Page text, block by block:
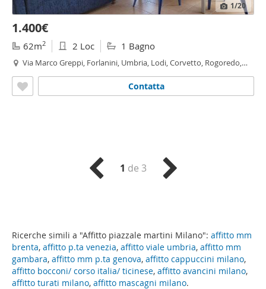
Ricerche simili a "Affitto piazzale martini Milano": affitto mm
brenta, affitto p.ta venezia, affitto viale umbria, affitto mm
gambara, affitto mm p.ta genova, affitto cappuccini milano,
affitto bocconi/ corso italia/ ticinese, affitto avancini milano,
affitto turati milano, affitto mascagni milano.
1/20
1.400€
62m2 2 Loc 1 Bagno
Via Marco Greppi, Forlanini, Umbria, Lodi, Corvetto, Rogoredo,
Contatta
1 de 3